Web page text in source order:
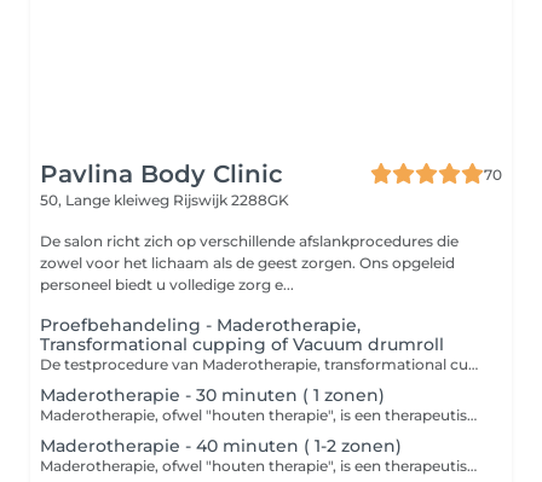
Pavlina Body Clinic
70
50, Lange kleiweg Rijswijk 2288GK
De salon richt zich op verschillende afslankprocedures die
zowel voor het lichaam als de geest zorgen. Ons opgeleid
personeel biedt u volledige zorg e...
Proefbehandeling - Maderotherapie,
Transformational cupping of Vacuum drumroll
De testprocedure van Maderotherapie, transformational cupping of vacuum drumroll omvat een consult van 10 minuten en een massage van 40 minuten. Tijdens het consult maakt de therapeut kennis met uw behoeften en doelen. Daarna volgt een massage van 40 minuten, Contra-indicaties MADEROTHERAPIE,CUPPING,VACUUM DRUMROLL: Hartziekten Acute ontstekingen en infecties Huidziekten Spataderen en vaatziekten Hoge bloeddruk Zwangerschap Borstvoeding Tumoren en kanker Aandoeningen van het lymfestelsel Acute rug- of spierpijn Chronische of auto-immuunziekten
Maderotherapie - 30 minuten ( 1 zonen)
Maderotherapie, ofwel "houten therapie", is een therapeutische methode die gebruik maakt van speciale houten instrumenten voor massage en stimulatie van verschillende delen van het lichaam. Deze methode komt uit Colombia en staat bekend om zijn voordelen voor gezondheid en esthetiek. Contra-indicaties: Acute ontstekingen en infecties Huidziekten Spataderen en vaatziekten Hoge bloeddruk Zwangerschap Borstvoeding Tumoren en kanker Aandoeningen van het lymfestelsel Acute rug- of spierpijn Chronische of auto-immuunziekten
Maderotherapie - 40 minuten ( 1-2 zonen)
Maderotherapie, ofwel "houten therapie", is een therapeutische methode die gebruik maakt van speciale houten instrumenten voor massage en stimulatie van verschillende delen van het lichaam. Deze methode komt uit Colombia en staat bekend om zijn voordelen voor gezondheid en esthetiek. Contra-indicaties: Acute ontstekingen en infecties Huidziekten Spataderen en vaatziekten Hoge bloeddruk Zwangerschap Borstvoeding Tumoren en kanker Aandoeningen van het lymfestelsel Acute rug- of spierpijn Chronische of auto-immuunziekten